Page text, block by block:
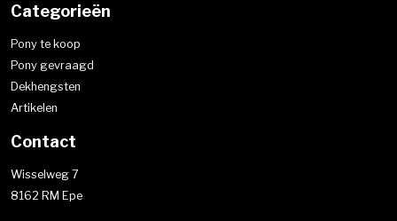
Categorieën
Pony te koop
Pony gevraagd
Dekhengsten
Artikelen
Contact
Wisselweg 7
8162 RM Epe